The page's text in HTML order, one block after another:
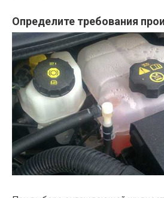
Определите требования